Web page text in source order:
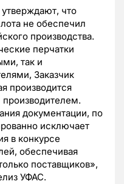
что
не обеспечил
производства.
перчатки
так и
Заказчик
производится
документации, по
исключает
в конкурсе
обеспечивая
поставщиков»,
УФАС.